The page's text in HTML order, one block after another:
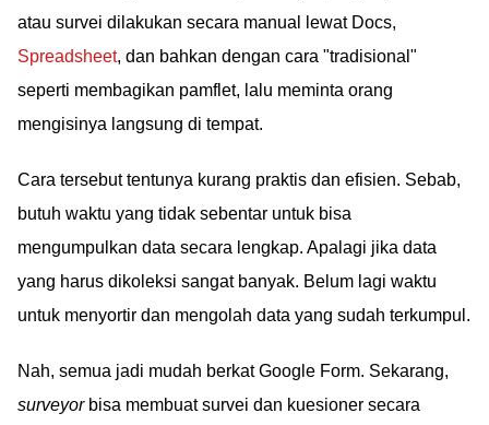
atau survei dilakukan secara manual lewat Docs,
Spreadsheet, dan bahkan dengan cara "tradisional"
seperti membagikan pamflet, lalu meminta orang
mengisinya langsung di tempat.
Cara tersebut tentunya kurang praktis dan efisien. Sebab,
butuh waktu yang tidak sebentar untuk bisa
mengumpulkan data secara lengkap. Apalagi jika data
yang harus dikoleksi sangat banyak. Belum lagi waktu
untuk menyortir dan mengolah data yang sudah terkumpul.
Nah, semua jadi mudah berkat Google Form. Sekarang,
surveyorbisa membuat survei dan kuesioner secara